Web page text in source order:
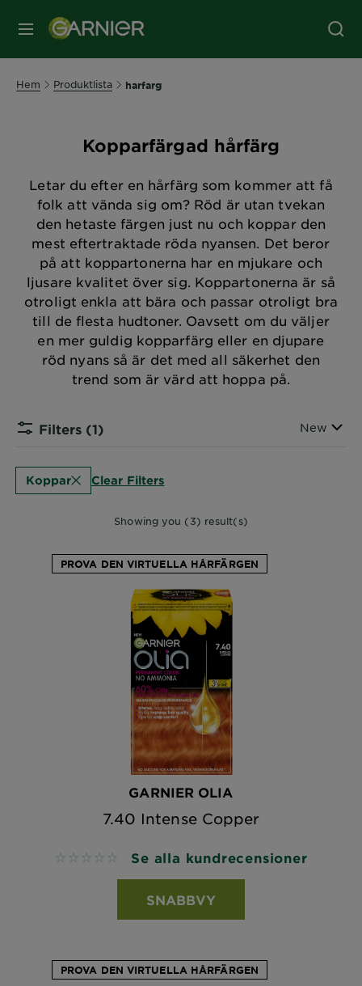
MENY
Hem Produktlista harfarg
Kopparfärgad hårfärg
Letar du efter en hårfärg som kommer att få
folk att vända sig om? Röd är utan tvekan
den hetaste färgen just nu och koppar den
mest eftertraktade röda nyansen. Det beror
på att koppartonerna har en mjukare och
ljusare kvalitet över sig. Koppartonerna är så
otroligt enkla att bära och passar otroligt bra
till de flesta hudtoner. Oavsett om du väljer
en mer guldig kopparfärg eller en djupare
röd nyans så är det med all säkerhet den
trend som är värd att hoppa på.
Filters (1) Sort By
New
Koppar Clear Filters
Showing you (3) result(s)
PROVA DEN VIRTUELLA HÅRFÄRGEN
GARNIER OLIA
7.40 Intense Copper
No reviews Se alla kundrecensioner
SNABBVY
PROVA DEN VIRTUELLA HÅRFÄRGEN